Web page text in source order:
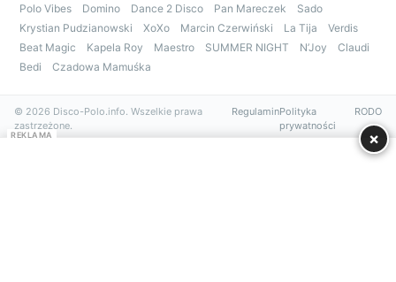
Polo Vibes Domino Dance 2 Disco Pan Mareczek
Sado
Krystian Pudzianowski
XoXo Marcin Czerwiński La Tija
Verdis
Beat Magic
Kapela Roy Maestro SUMMER NIGHT N’Joy
Claudi
Bedi
Czadowa Mamuśka
© 2026 Disco-Polo.info. Wszelkie prawa
zastrzeżone.
RegulaminPolityka
prywatności
RODO
REKLAMA ×